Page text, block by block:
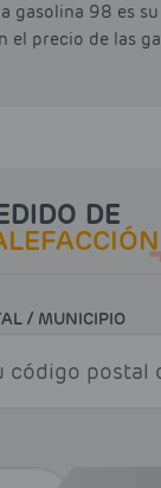
gasolina 98 es
el precio de las
DE
/ MUNICIPIO